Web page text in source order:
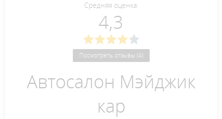
Средняя оценка:
4,3
Посмотреть отзывы (4)
Автосалон Мэйджик
кар